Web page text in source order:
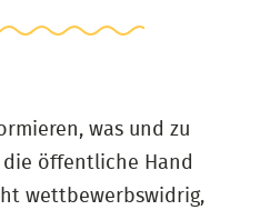
was und zu
öffentliche Hand
wettbewerbswidrig,